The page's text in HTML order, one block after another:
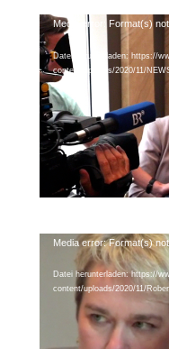
Video-
Player
Media error: Format(s)
Datei herunterladen: https://
content/uploads/2020/11/
Video-
Media error: Format(s)
Datei herunterladen: https://
content/uploads/2020/11/